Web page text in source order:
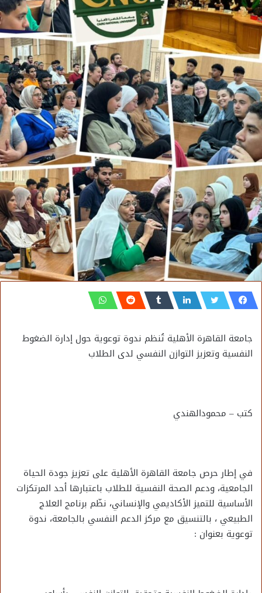
جامعة القاهرة الأهلية تُنظم ندوة توعوية حول إدارة الضغوط
النفسية وتعزيز التوازن النفسي لدى الطلاب
كتب – محمودالهندي
في إطار حرص جامعة القاهرة الأهلية على تعزيز جودة الحياة
الجامعية، ودعم الصحة النفسية للطلاب باعتبارها أحد المرتكزات
الأساسية للتميز الأكاديمي والإنساني، نظّم برنامج العلاج
الطبيعي ، بالتنسيق مع مركز الدعم النفسي بالجامعة، ندوة
توعوية بعنوان :